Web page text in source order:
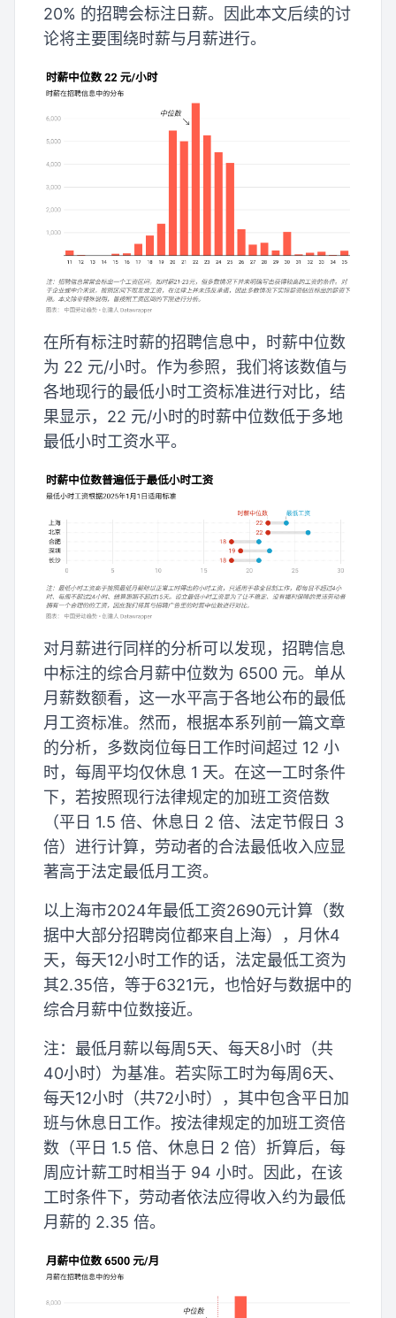
20% 的招聘会标注日薪。因此本文后续的讨
论将主要围绕时薪与月薪进行。
在所有标注时薪的招聘信息中，时薪中位数
为 22 元/小时。作为参照，我们将该数值与
各地现行的最低小时工资标准进行对比，结
果显示，22 元/小时的时薪中位数低于多地
最低小时工资水平。
对月薪进行同样的分析可以发现，招聘信息
中标注的综合月薪中位数为 6500 元。单从
月薪数额看，这一水平高于各地公布的最低
月工资标准。然而，根据本系列前一篇文章
的分析，多数岗位每日工作时间超过 12 小
时，每周平均仅休息 1 天。在这一工时条件
下，若按照现行法律规定的加班工资倍数
（平日 1.5 倍、休息日 2 倍、法定节假日 3
倍）进行计算，劳动者的合法最低收入应显
著高于法定最低月工资。
以上海市2024年最低工资2690元计算（数
据中大部分招聘岗位都来自上海），月休4
天，每天12小时工作的话，法定最低工资为
其2.35倍，等于6321元，也恰好与数据中的
综合月薪中位数接近。
注：最低月薪以每周5天、每天8小时（共
40小时）为基准。若实际工时为每周6天、
每天12小时（共72小时），其中包含平日加
班与休息日工作。按法律规定的加班工资倍
数（平日 1.5 倍、休息日 2 倍）折算后，每
周应计薪工时相当于 94 小时。因此，在该
工时条件下，劳动者依法应得收入约为最低
月薪的 2.35 倍。